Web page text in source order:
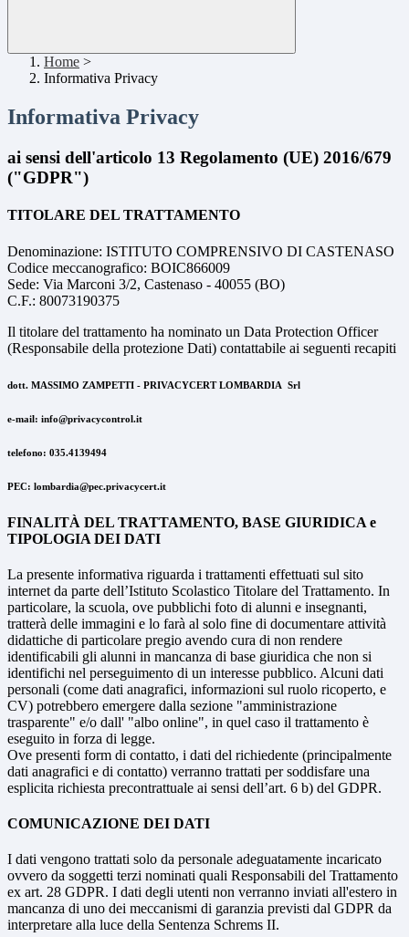
Home >
Informativa Privacy
Informativa Privacy
ai sensi dell'articolo 13 Regolamento (UE) 2016/679
("GDPR")
TITOLARE DEL TRATTAMENTO
Denominazione: ISTITUTO COMPRENSIVO DI CASTENASO
Codice meccanografico: BOIC866009
Sede: Via Marconi 3/2, Castenaso - 40055 (BO)
C.F.: 80073190375
Il titolare del trattamento ha nominato un Data Protection Officer
(Responsabile della protezione Dati) contattabile ai seguenti recapiti
dott. MASSIMO ZAMPETTI - PRIVACYCERT LOMBARDIA Srl
e-mail: info@privacycontrol.it
telefono: 035.4139494
PEC: lombardia@pec.privacycert.it
FINALITÀ DEL TRATTAMENTO, BASE GIURIDICA e
TIPOLOGIA DEI DATI
La presente informativa riguarda i trattamenti effettuati sul sito
internet da parte dell’Istituto Scolastico Titolare del Trattamento. In
particolare, la scuola, ove pubblichi foto di alunni e insegnanti,
tratterà delle immagini e lo farà al solo fine di documentare attività
didattiche di particolare pregio avendo cura di non rendere
identificabili gli alunni in mancanza di base giuridica che non si
identifichi nel perseguimento di un interesse pubblico. Alcuni dati
personali (come dati anagrafici, informazioni sul ruolo ricoperto, e
CV) potrebbero emergere dalla sezione "amministrazione
trasparente" e/o dall' "albo online", in quel caso il trattamento è
eseguito in forza di legge.
Ove presenti form di contatto, i dati del richiedente (principalmente
dati anagrafici e di contatto) verranno trattati per soddisfare una
esplicita richiesta precontrattuale ai sensi dell’art. 6 b) del GDPR.
COMUNICAZIONE DEI DATI
I dati vengono trattati solo da personale adeguatamente incaricato
ovvero da soggetti terzi nominati quali Responsabili del Trattamento
ex art. 28 GDPR. I dati degli utenti non verranno inviati all'estero in
mancanza di uno dei meccanismi di garanzia previsti dal GDPR da
interpretare alla luce della Sentenza Schrems II.